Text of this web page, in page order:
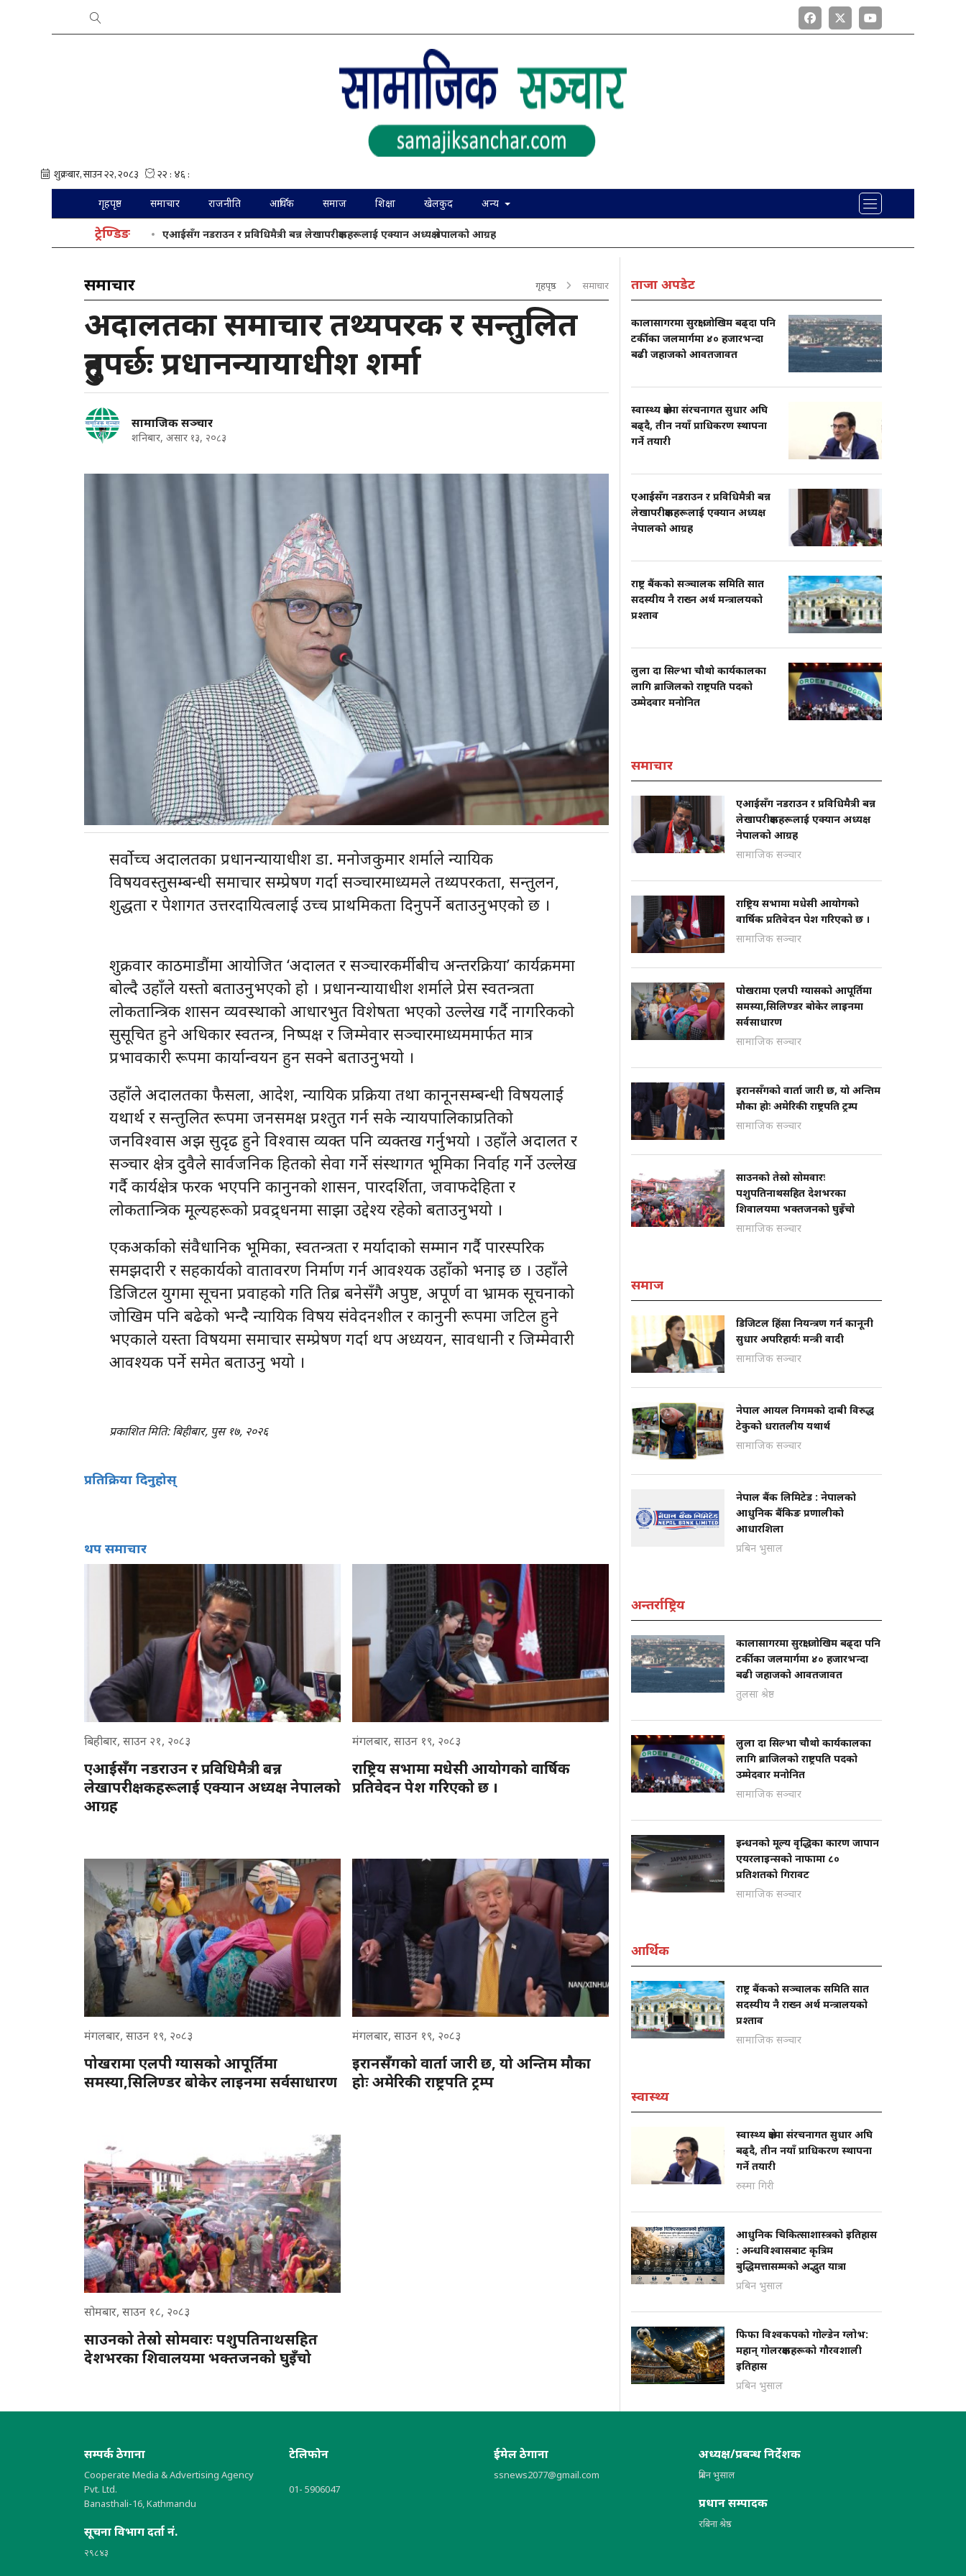
गृहपृष्ठ समाचार राजनीति आर्थिक समाज शिक्षा खेलकुद अन्य
ट्रेण्डिङ एआईसँग नडराउन र प्रविधिमैत्री बन्न लेखापरीक्षकहरूलाई एक्यान अध्यक्ष नेपालको आग्रह
समाचार गृहपृष्ठ समाचार
अदालतका समाचार तथ्यपरक र सन्तुलित
हुनुपर्छः प्रधानन्यायाधीश शर्मा
सामाजिक सञ्चार
शनिबार, असार १३, २०८३
सर्वोच्च अदालतका प्रधानन्यायाधीश डा. मनोजकुमार शर्माले न्यायिक
विषयवस्तुसम्बन्धी समाचार सम्प्रेषण गर्दा सञ्चारमाध्यमले तथ्यपरकता, सन्तुलन,
शुद्धता र पेशागत उत्तरदायित्वलाई उच्च प्राथमिकता दिनुपर्ने बताउनुभएको छ ।
शुक्रवार काठमाडौंमा आयोजित ‘अदालत र सञ्चारकर्मीबीच अन्तरक्रिया’ कार्यक्रममा
बोल्दै उहाँले यस्तो बताउनुभएको हो । प्रधानन्यायाधीश शर्माले प्रेस स्वतन्त्रता
लोकतान्त्रिक शासन व्यवस्थाको आधारभुत विशेषता भएको उल्लेख गर्दै नागरिकको
सुसूचित हुने अधिकार स्वतन्त्र, निष्पक्ष र जिम्मेवार सञ्चारमाध्यममार्फत मात्र
प्रभावकारी रूपमा कार्यान्वयन हुन सक्ने बताउनुभयो ।
उहाँले अदालतका फैसला, आदेश, न्यायिक प्रक्रिया तथा कानूनसम्बन्धी विषयलाई
यथार्थ र सन्तुलित रूपमा जनसमक्ष प्रश्तुत गर्न सके न्यायपालिकाप्रतिको
जनविश्वास अझ सुदृढ हुने विश्वास व्यक्त पनि व्यक्तख गर्नुभयो । उहाँले अदालत र
सञ्चार क्षेत्र दुवैले सार्वजनिक हितको सेवा गर्ने संस्थागत भूमिका निर्वाह गर्ने उल्लेख
गर्दै कार्यक्षेत्र फरक भएपनि कानुनको शासन, पारदर्शिता, जवाफदेहिता र
लोकतान्त्रिक मूल्यहरूको प्रवद्र्धनमा साझा उद्देश्य रहेको बताउनुभयो ।
एकअर्काको संवैधानिक भूमिका, स्वतन्त्रता र मर्यादाको सम्मान गर्दै पारस्परिक
समझदारी र सहकार्यको वातावरण निर्माण गर्न आवश्यक उहाँको भनाइ छ । उहाँले
डिजिटल युगमा सूचना प्रवाहको गति तिब्र बनेसँगै अपुष्ट, अपूर्ण वा भ्रामक सूचनाको
जोखिम पनि बढेको भन्दैे न्यायिक विषय संवेदनशील र कानुनी रूपमा जटिल हुने
भएकाले यस्ता विषयमा समाचार सम्प्रेषण गर्दा थप अध्ययन, सावधानी र जिम्मेवारी
आवश्यक पर्ने समेत बताउनु भयो ।
प्रकाशित मिति: बिहीबार, पुस १७, २०२६
प्रतिक्रिया दिनुहोस्
थप समाचार
बिहीबार, साउन २१, २०८३
एआईसँग नडराउन र प्रविधिमैत्री बन्न
लेखापरीक्षकहरूलाई एक्यान अध्यक्ष नेपालको
आग्रह
मंगलबार, साउन १९, २०८३
राष्ट्रिय सभामा मधेसी आयोगको वार्षिक
प्रतिवेदन पेश गरिएको छ ।
मंगलबार, साउन १९, २०८३
पोखरामा एलपी ग्यासको आपूर्तिमा
समस्या,सिलिण्डर बोकेर लाइनमा सर्वसाधारण
मंगलबार, साउन १९, २०८३
इरानसँगको वार्ता जारी छ, यो अन्तिम मौका
होः अमेरिकी राष्ट्रपति ट्रम्प
सोमबार, साउन १८, २०८३
साउनको तेस्रो सोमवारः पशुपतिनाथसहित
देशभरका शिवालयमा भक्तजनको घुइँचो
ताजा अपडेट
कालासागरमा सुरक्षा जोखिम बढ्दा पनि
टर्कीका जलमार्गमा ४० हजारभन्दा
बढी जहाजको आवतजावत
स्वास्थ्य क्षेत्रमा संरचनागत सुधार अघि
बढ्दै, तीन नयाँ प्राधिकरण स्थापना
गर्ने तयारी
एआईसँग नडराउन र प्रविधिमैत्री बन्न
लेखापरीक्षकहरूलाई एक्यान अध्यक्ष
नेपालको आग्रह
राष्ट्र बैंकको सञ्चालक समिति सात
सदस्यीय नै राख्न अर्थ मन्त्रालयको
प्रश्ताव
लुला दा सिल्भा चौथो कार्यकालका
लागि ब्राजिलको राष्ट्रपति पदको
उम्मेदवार मनोनित
समाचार
एआईसँग नडराउन र प्रविधिमैत्री बन्न
लेखापरीक्षकहरूलाई एक्यान अध्यक्ष
नेपालको आग्रह
सामाजिक सञ्चार
राष्ट्रिय सभामा मधेसी आयोगको
वार्षिक प्रतिवेदन पेश गरिएको छ ।
सामाजिक सञ्चार
पोखरामा एलपी ग्यासको आपूर्तिमा
समस्या,सिलिण्डर बोकेर लाइनमा
सर्वसाधारण
सामाजिक सञ्चार
इरानसँगको वार्ता जारी छ, यो अन्तिम
मौका होः अमेरिकी राष्ट्रपति ट्रम्प
सामाजिक सञ्चार
साउनको तेस्रो सोमवारः
पशुपतिनाथसहित देशभरका
शिवालयमा भक्तजनको घुइँचो
सामाजिक सञ्चार
समाज
डिजिटल हिंसा नियन्त्रण गर्न कानूनी
सुधार अपरिहार्यः मन्त्री वादी
सामाजिक सञ्चार
नेपाल आयल निगमको दाबी विरुद्ध
टेकुको धरातलीय यथार्थ
सामाजिक सञ्चार
नेपाल बैंक लिमिटेड : नेपालको
आधुनिक बैंकिङ प्रणालीको
आधारशिला
प्रबिन भुसाल
अन्तर्राष्ट्रिय
कालासागरमा सुरक्षा जोखिम बढ्दा पनि
टर्कीका जलमार्गमा ४० हजारभन्दा
बढी जहाजको आवतजावत
तुलसा श्रेष्ठ
लुला दा सिल्भा चौथो कार्यकालका
लागि ब्राजिलको राष्ट्रपति पदको
उम्मेदवार मनोनित
सामाजिक सञ्चार
इन्धनको मूल्य वृद्धिका कारण जापान
एयरलाइन्सको नाफामा ८०
प्रतिशतको गिरावट
सामाजिक सञ्चार
आर्थिक
राष्ट्र बैंकको सञ्चालक समिति सात
सदस्यीय नै राख्न अर्थ मन्त्रालयको
प्रश्ताव
सामाजिक सञ्चार
स्वास्थ्य
स्वास्थ्य क्षेत्रमा संरचनागत सुधार अघि
बढ्दै, तीन नयाँ प्राधिकरण स्थापना
गर्ने तयारी
रुस्मा गिरी
आधुनिक चिकित्साशास्त्रको इतिहास
: अन्धविश्वासबाट कृत्रिम
बुद्धिमत्तासम्मको अद्भुत यात्रा
प्रबिन भुसाल
फिफा विश्वकपको गोल्डेन ग्लोभ:
महान् गोलरक्षकहरूको गौरवशाली
इतिहास
प्रबिन भुसाल
सम्पर्क ठेगाना
Cooperate Media & Advertising Agency
Pvt. Ltd.
Banasthali-16, Kathmandu
सूचना विभाग दर्ता नं.
२९८४३
टेलिफोन
01- 5906047
ईमेल ठेगाना
ssnews2077@gmail.com
अध्यक्ष/प्रबन्ध निर्देशक
प्रबिन भुसाल
प्रधान सम्पादक
रबिना श्रेष्ठ